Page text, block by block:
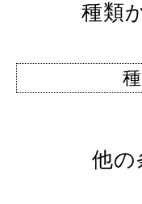
種類
他の